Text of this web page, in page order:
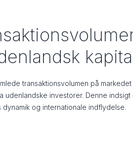
transaktionsvolumen på
udenlandske investorer. Denne
dynamik og internationale indflydelse.